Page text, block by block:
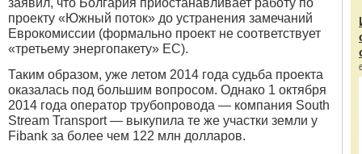
проекту «Южный поток» до устранения замечаний
Еврокомиссии (формально проект не соответствует
«третьему энергопакету» ЕС).
Таким образом, уже летом 2014 года судьба проекта
оказалась под большим вопросом. Однако 1 октября
2014 года оператор трубопровода — компания South
Stream Transport — выкупила те же участки земли у
Fibank за более чем 122 млн долларов.